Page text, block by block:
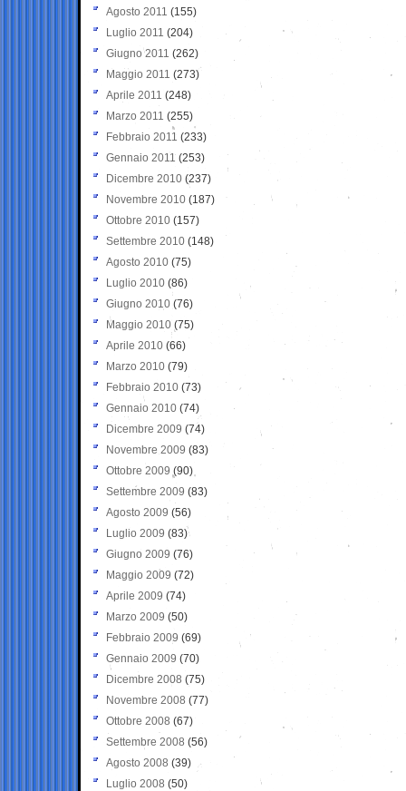
Agosto 2011 (155)
Luglio 2011 (204)
Giugno 2011 (262)
Maggio 2011 (273)
Aprile 2011 (248)
Marzo 2011 (255)
Febbraio 2011 (233)
Gennaio 2011 (253)
Dicembre 2010 (237)
Novembre 2010 (187)
Ottobre 2010 (157)
Settembre 2010 (148)
Agosto 2010 (75)
Luglio 2010 (86)
Giugno 2010 (76)
Maggio 2010 (75)
Aprile 2010 (66)
Marzo 2010 (79)
Febbraio 2010 (73)
Gennaio 2010 (74)
Dicembre 2009 (74)
Novembre 2009 (83)
Ottobre 2009 (90)
Settembre 2009 (83)
Agosto 2009 (56)
Luglio 2009 (83)
Giugno 2009 (76)
Maggio 2009 (72)
Aprile 2009 (74)
Marzo 2009 (50)
Febbraio 2009 (69)
Gennaio 2009 (70)
Dicembre 2008 (75)
Novembre 2008 (77)
Ottobre 2008 (67)
Settembre 2008 (56)
Agosto 2008 (39)
Luglio 2008 (50)